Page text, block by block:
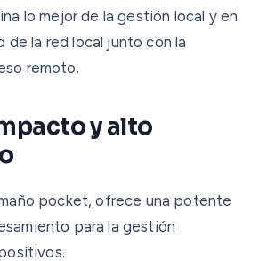
lo mejor de la gestión local y en
de la red local junto con la
remoto.
y alto
pocket, ofrece una potente
para la gestión